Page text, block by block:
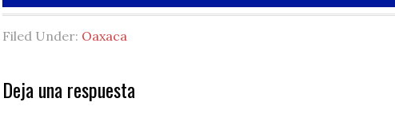
Filed Under: Oaxaca
Reader
Deja una respuesta